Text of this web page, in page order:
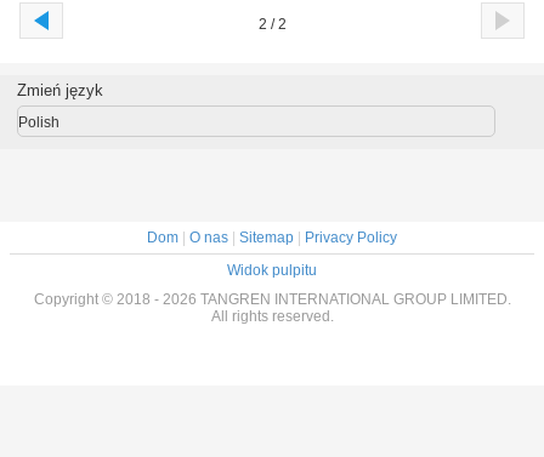
2 / 2
Zmień język
Polish
Dom O nas Sitemap
Privacy Policy
Widok pulpitu
Copyright © 2018 - 2026 TANGREN INTERNATIONAL GROUP LIMITED.
All rights reserved.